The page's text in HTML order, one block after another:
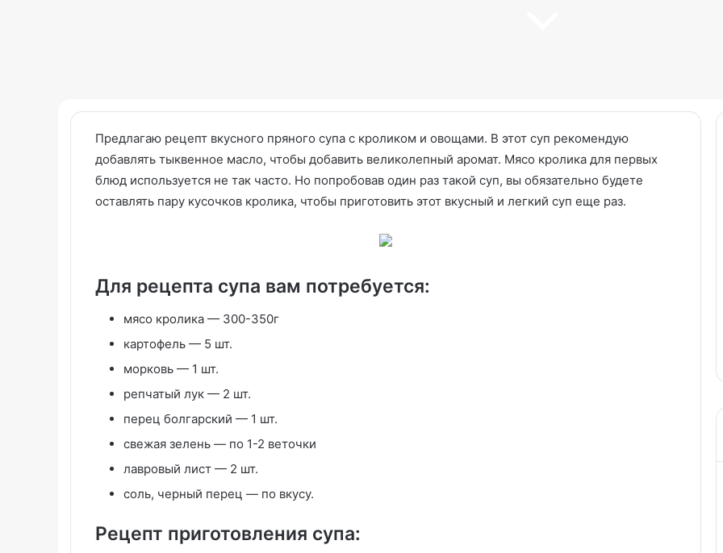
Предлагаю рецепт вкусного пряного супа с кроликом и овощами. В этот суп рекомендую
добавлять тыквенное масло, чтобы добавить великолепный аромат. Мясо кролика для первых
блюд используется не так часто. Но попробовав один раз такой суп, вы обязательно будете
оставлять пару кусочков кролика, чтобы приготовить этот вкусный и легкий суп еще раз.
Для рецепта супа вам потребуется:
мясо кролика — 300-350г
картофель — 5 шт.
морковь — 1 шт.
репчатый лук — 2 шт.
перец болгарский — 1 шт.
свежая зелень — по 1-2 веточки
лавровый лист — 2 шт.
соль, черный перец — по вкусу.
Рецепт приготовления супа:
Организация сезонного
гардероба Оптимизация
пространства в маленькой
Мармеладная
тыква
турецкий
достойный
19.10.2025
Мармеладная тыква с грецким
орехом. Волшебный турецкий
Суп
харчо